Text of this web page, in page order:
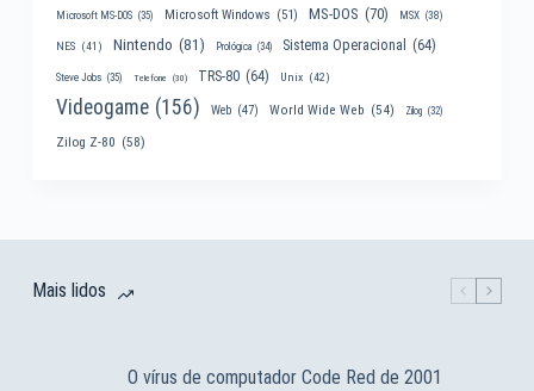
Microsoft MS-DOS (35) Microsoft Windows (51) MS-DOS (70) MSX (38)
NES (41) Nintendo (81) Prológica (34) Sistema Operacional (64)
Steve Jobs (35) Telefone (30) TRS-80 (64) Unix (42)
Videogame (156) Web (47) World Wide Web (54) Zilog (32)
Zilog Z-80 (58)
Mais lidos
O vírus de computador Code Red de 2001